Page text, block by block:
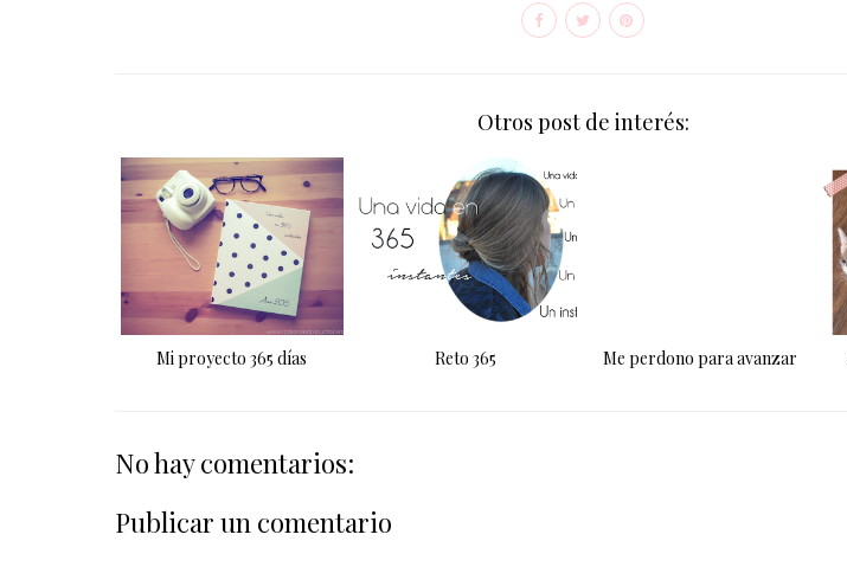
Otros post de interés:
Mi proyecto 365 días Reto 365 Me perdono para avanzar
No hay comentarios:
Publicar un comentario